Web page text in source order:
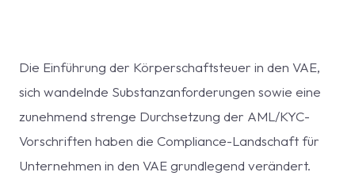
Die Einführung der Körperschaftsteuer in den VAE,
sich wandelnde Substanzanforderungen sowie eine
zunehmend strenge Durchsetzung der AML/KYC-
Vorschriften haben die Compliance-Landschaft für
Unternehmen in den VAE grundlegend verändert.